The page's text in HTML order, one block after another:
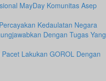
MayDay Komunitas Asep
Kedaulatan Negara
Dengan Tugas Yang
Lakukan GOROL Dengan